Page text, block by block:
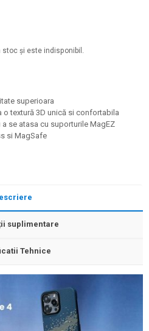
stoc și este indisponibil.
superioara
o textură 3D unică si confortabila
se atasa cu suporturile MagEZ
si MagSafe
suplimentare
Tehnice